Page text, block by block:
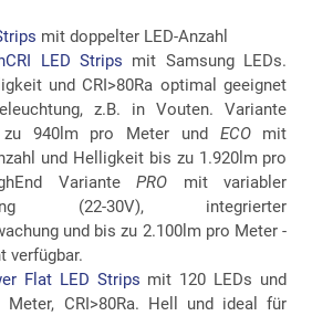
mit doppelter LED-Anzahl
LED Strips mit Samsung LEDs.
und CRI>80Ra optimal geeignet
z.B. in Vouten. Variante
940lm pro Meter und ECOmit
und Helligkeit bis zu 1.920lm pro
VariantePRO mit variabler
(22-30V), integrierter
und bis zu 2.100lm pro Meter -
verfügbar.
Flat LED Strips mit 120 LEDs und
CRI>80Ra. Hell und ideal für